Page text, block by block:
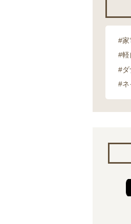
#家
#軽
#ダ
#ネ